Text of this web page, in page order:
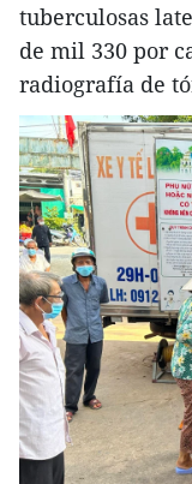
tuberculosas
de mil 330 por
radiografía de